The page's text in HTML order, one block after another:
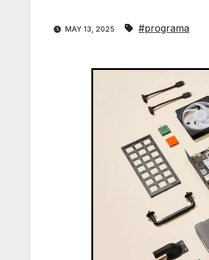
MAY 13, 2025 #programa